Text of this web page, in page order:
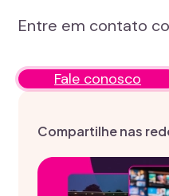
Entre em contato
Fale conosco
Compartilhe nas